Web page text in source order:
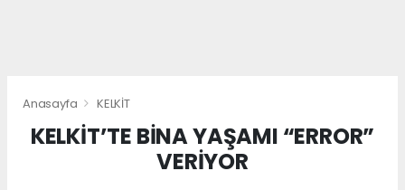
Anasayfa KELKİT
KELKİT’TE BİNA YAŞAMI “ERROR”
VERİYOR